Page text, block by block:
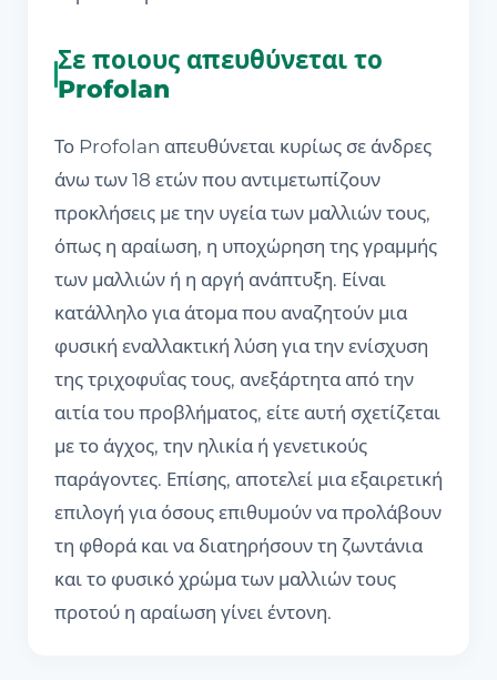
Σε ποιους απευθύνεται το
Profolan
Το Profolan απευθύνεται κυρίως σε άνδρες
άνω των 18 ετών που αντιμετωπίζουν
προκλήσεις με την υγεία των μαλλιών τους,
όπως η αραίωση, η υποχώρηση της γραμμής
των μαλλιών ή η αργή ανάπτυξη. Είναι
κατάλληλο για άτομα που αναζητούν μια
φυσική εναλλακτική λύση για την ενίσχυση
της τριχοφυΐας τους, ανεξάρτητα από την
αιτία του προβλήματος, είτε αυτή σχετίζεται
με το άγχος, την ηλικία ή γενετικούς
παράγοντες. Επίσης, αποτελεί μια εξαιρετική
επιλογή για όσους επιθυμούν να προλάβουν
τη φθορά και να διατηρήσουν τη ζωντάνια
και το φυσικό χρώμα των μαλλιών τους
προτού η αραίωση γίνει έντονη.